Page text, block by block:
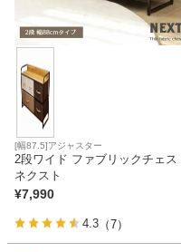
[幅87.5]アジャスター
2段ワイド ファブリックチェス
ネクスト
¥7,990
4.3 （7）